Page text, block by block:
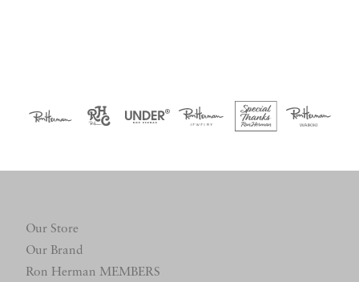
Our Store
Our Brand
Ron Herman MEMBERS